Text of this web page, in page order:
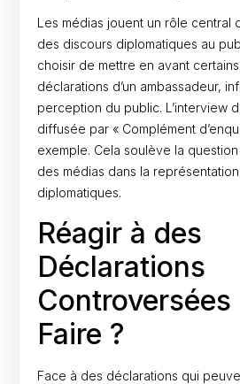
Les médias jouent un rôle central
des discours diplomatiques au
choisir de mettre en avant
déclarations d’un ambassadeur,
perception du public. L’interview
diffusée par « Complément
exemple. Cela soulève la
des médias dans la
diplomatiques.
Réagir à des
Déclarations
Controversées
Faire ?
Face à des déclarations qui